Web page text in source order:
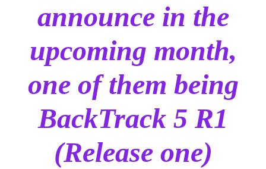
announce in the
upcoming month,
one of them being
BackTrack 5 R1
(Release one)